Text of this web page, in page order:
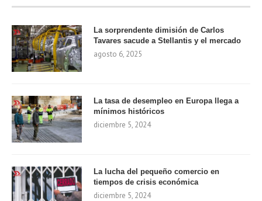
La sorprendente dimisión de Carlos
Tavares sacude a Stellantis y el mercado
agosto 6, 2025
La tasa de desempleo en Europa llega a
mínimos históricos
diciembre 5, 2024
La lucha del pequeño comercio en
tiempos de crisis económica
diciembre 5, 2024